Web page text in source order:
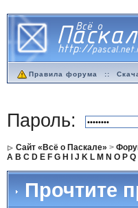
Правила форума ::
Пароль:
Сайт «Всё о Паскале» >
A B C D E F G H J K L M N O P Q
Прочтите